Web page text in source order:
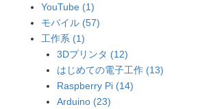
YouTube (1)
モバイル (57)
工作系 (1)
3Dプリンタ (12)
はじめての電子工作 (13)
Raspberry Pi (14)
Arduino (23)